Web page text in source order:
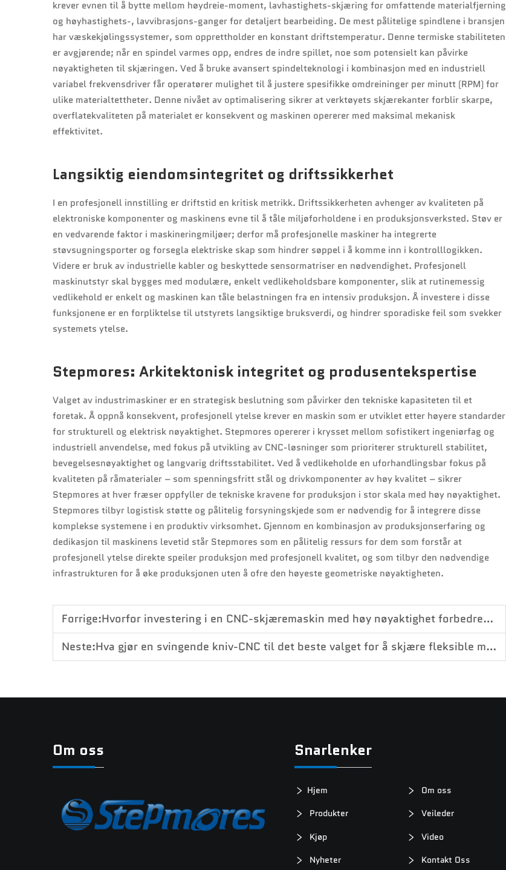
krever evnen til å bytte mellom høydreie-moment, lavhastighets-skjæring for omfattende materialfjerning
og høyhastighets-, lavvibrasjons-ganger for detaljert bearbeiding. De mest pålitelige spindlene i bransjen
har væskekjølingssystemer, som opprettholder en konstant driftstemperatur. Denne termiske stabiliteten
er avgjørende; når en spindel varmes opp, endres de indre spillet, noe som potensielt kan påvirke
nøyaktigheten til skjæringen. Ved å bruke avansert spindelteknologi i kombinasjon med en industriell
variabel frekvensdriver får operatører mulighet til å justere spesifikke omdreininger per minutt (RPM) for
ulike materialtettheter. Denne nivået av optimalisering sikrer at verktøyets skjærekanter forblir skarpe,
overflatekvaliteten på materialet er konsekvent og maskinen opererer med maksimal mekanisk
effektivitet.
Langsiktig eiendomsintegritet og driftssikkerhet
I en profesjonell innstilling er driftstid en kritisk metrikk. Driftssikkerheten avhenger av kvaliteten på
elektroniske komponenter og maskinens evne til å tåle miljøforholdene i en produksjonsverksted. Støv er
en vedvarende faktor i maskineringmiljøer; derfor må profesjonelle maskiner ha integrerte
støvsugningsporter og forsegla elektriske skap som hindrer søppel i å komme inn i kontrolllogikken.
Videre er bruk av industrielle kabler og beskyttede sensormatriser en nødvendighet. Profesjonell
maskinutstyr skal bygges med modulære, enkelt vedlikeholdsbare komponenter, slik at rutinemessig
vedlikehold er enkelt og maskinen kan tåle belastningen fra en intensiv produksjon. Å investere i disse
funksjonene er en forpliktelse til utstyrets langsiktige bruksverdi, og hindrer sporadiske feil som svekker
systemets ytelse.
Stepmores: Arkitektonisk integritet og produsentekspertise
Valget av industrimaskiner er en strategisk beslutning som påvirker den tekniske kapasiteten til et
foretak. Å oppnå konsekvent, profesjonell ytelse krever en maskin som er utviklet etter høyere standarder
for strukturell og elektrisk nøyaktighet. Stepmores opererer i krysset mellom sofistikert ingeniørfag og
industriell anvendelse, med fokus på utvikling av CNC-løsninger som prioriterer strukturell stabilitet,
bevegelsesnøyaktighet og langvarig driftsstabilitet. Ved å vedlikeholde en uforhandlingsbar fokus på
kvaliteten på råmaterialer – som spenningsfritt stål og drivkomponenter av høy kvalitet – sikrer
Stepmores at hver fræser oppfyller de tekniske kravene for produksjon i stor skala med høy nøyaktighet.
Stepmores tilbyr logistisk støtte og pålitelig forsyningskjede som er nødvendig for å integrere disse
komplekse systemene i en produktiv virksomhet. Gjennom en kombinasjon av produksjonserfaring og
dedikasjon til maskinens levetid står Stepmores som en pålitelig ressurs for dem som forstår at
profesjonell ytelse direkte speiler produksjon med profesjonell kvalitet, og som tilbyr den nødvendige
infrastrukturen for å øke produksjonen uten å ofre den høyeste geometriske nøyaktigheten.
Forrige:Hvorfor investering i en CNC-skjæremaskin med høy nøyaktighet forbedrer produksjonseffektiviteten
Neste:Hva gjør en svingende kniv-CNC til det beste valget for å skjære fleksible materialer
Om oss Snarlenker
Hjem
Om oss
Produkter
Veileder
Kjøp
Video
Nyheter
Kontakt Oss